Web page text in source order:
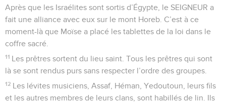
Après que les Israélites sont sortis d’Égypte, le SEIGNEUR a
fait une alliance avec eux sur le mont Horeb. C’est à ce
moment-là que Moïse a placé les tablettes de la loi dans le
coffre sacré.
11 Les prêtres sortent du lieu saint. Tous les prêtres qui sont
là se sont rendus purs sans respecter l’ordre des groupes.
12 Les lévites musiciens, Assaf, Héman, Yedoutoun, leurs fils
et les autres membres de leurs clans, sont habillés de lin. Ils